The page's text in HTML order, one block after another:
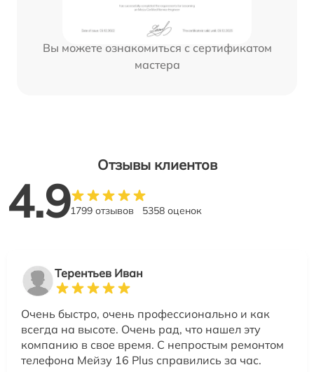
Вы можете ознакомиться с сертификатом
мастера
Отзывы клиентов
4.91799 отзывов 5358 оценок
Терентьев Иван
Очень быстро, очень профессионально и как
всегда на высоте. Очень рад, что нашел эту
компанию в свое время. С непростым ремонтом
телефона Мейзу 16 Plus справились за час.